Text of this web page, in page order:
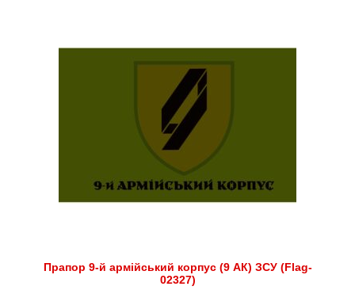
Прапор 9-й армійський корпус (9 АК) ЗСУ (Flag-
02327)